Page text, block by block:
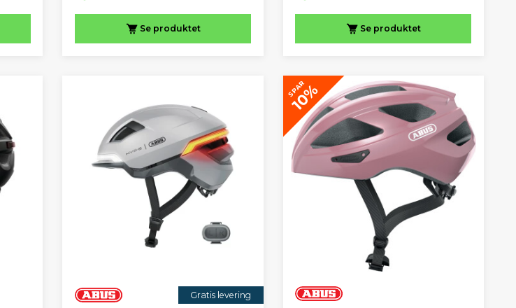
Se produktet Se produktet
Gratis levering
SPAR
10%